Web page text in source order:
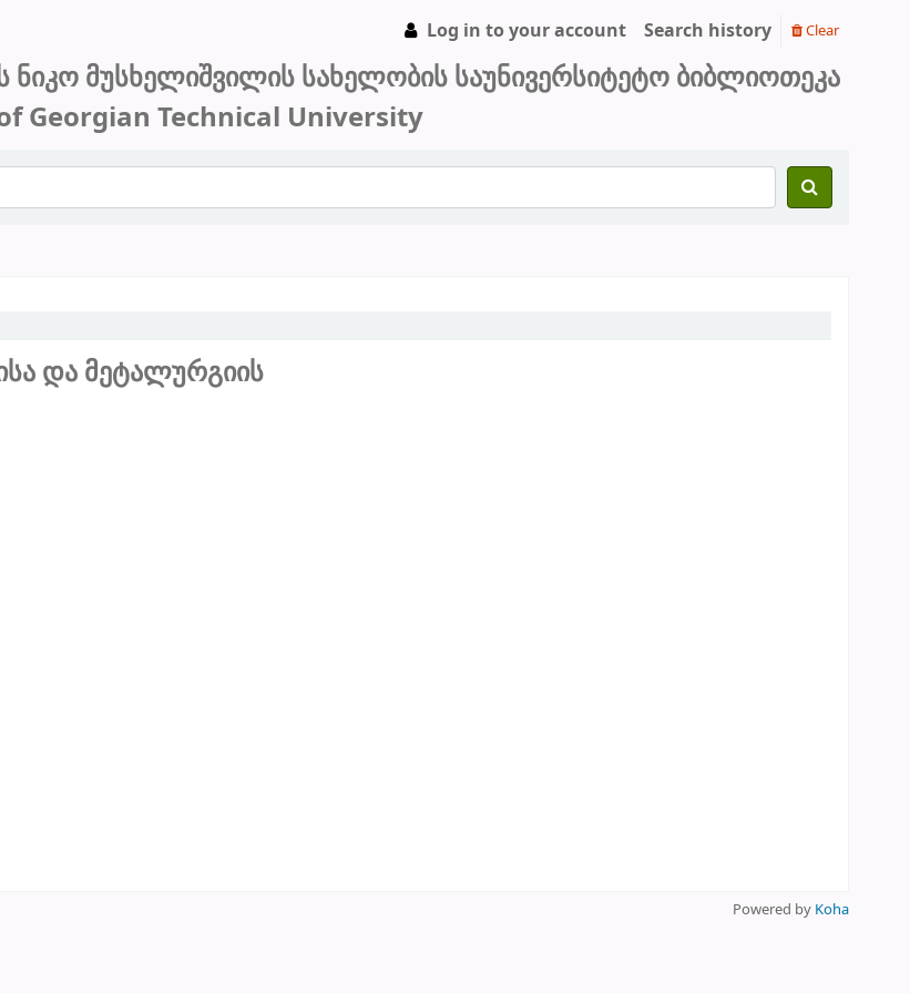
Log in to your account Search history Clear
ნიკო მუსხელიშვილის სახელობის საუნივერსიტეტო ბიბლიოთეკა
Georgian Technical University
და მეტალურგიის
Powered by Koha